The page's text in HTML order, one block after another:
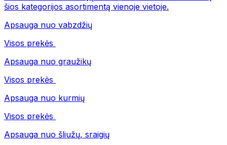
šios kategorijos asortimentą vienoje vietoje.
Apsauga nuo vabzdžių
Visos prekės
Apsauga nuo graužikų
Visos prekės
Apsauga nuo kurmių
Visos prekės
Apsauga nuo šliužų, sraigių